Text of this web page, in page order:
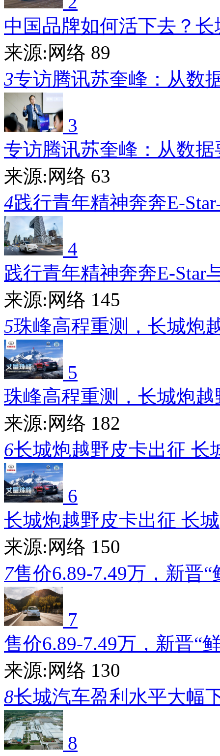
中国品牌如何活下去？长
来源:网络 89
3专访腾讯苏奎峰：从数
3
专访腾讯苏奎峰：从数据
来源:网络 63
4践行青年精神奔奔E-
4
践行青年精神奔奔E-Star
来源:网络 145
5珠峰高程重测，长城炮
5
珠峰高程重测，长城炮越
来源:网络 182
6长城炮越野皮卡出征 长
6
长城炮越野皮卡出征 长城
来源:网络 150
7售价6.89-7.49万，新晋“
7
售价6.89-7.49万，新晋“
来源:网络 130
8长城汽车盈利水平大幅
8